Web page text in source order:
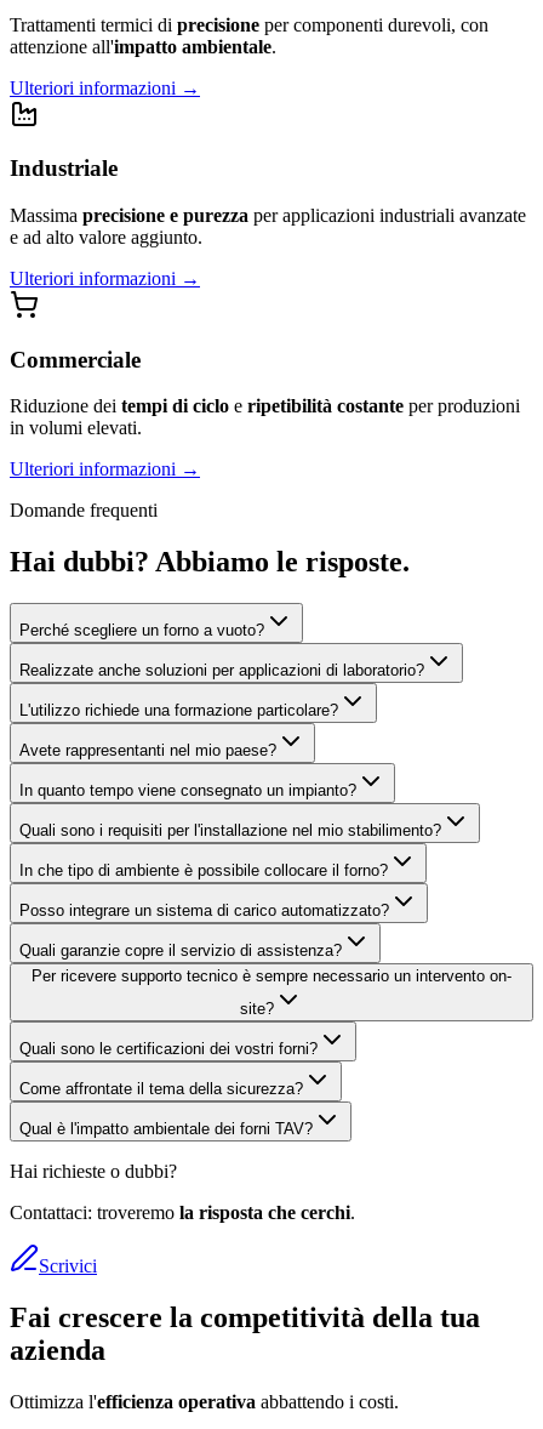
Trattamenti termici di precisione per componenti durevoli, con
attenzione all'impatto ambientale.
Ulteriori informazioni →
Industriale
Massima precisione e purezza per applicazioni industriali avanzate
e ad alto valore aggiunto.
Ulteriori informazioni →
Commerciale
Riduzione dei tempi di ciclo e ripetibilità costante per produzioni
in volumi elevati.
Ulteriori informazioni →
Domande frequenti
Hai dubbi? Abbiamo le risposte.
Perché scegliere un forno a vuoto?
Realizzate anche soluzioni per applicazioni di laboratorio?
L'utilizzo richiede una formazione particolare?
Avete rappresentanti nel mio paese?
In quanto tempo viene consegnato un impianto?
Quali sono i requisiti per l'installazione nel mio stabilimento?
In che tipo di ambiente è possibile collocare il forno?
Posso integrare un sistema di carico automatizzato?
Quali garanzie copre il servizio di assistenza?
Per ricevere supporto tecnico è sempre necessario un intervento on-
site?
Quali sono le certificazioni dei vostri forni?
Come affrontate il tema della sicurezza?
Qual è l'impatto ambientale dei forni TAV?
Hai richieste o dubbi?
Contattaci: troveremo la risposta che cerchi.
Scrivici
Fai crescere la competitività della tua
azienda
Ottimizza l'efficienza operativa abbattendo i costi.